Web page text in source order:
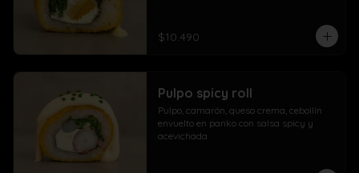
$10.490
Pulpo spicy roll
Pulpo, camarón, queso crema, cebollín
envuelto en panko con salsa spicy y
acevichada